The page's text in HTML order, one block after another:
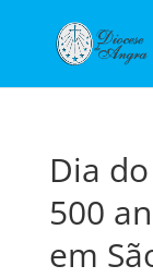
Dia
500
em